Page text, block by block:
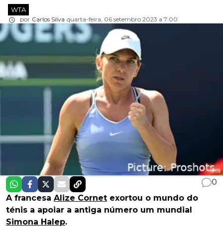
WTA
por Carlos Silva quarta-feira, 06 setembro 2023 a 7:00
0
A francesa Alize Cornet exortou o mundo do
ténis a apoiar a antiga número um mundial
Simona Halep.